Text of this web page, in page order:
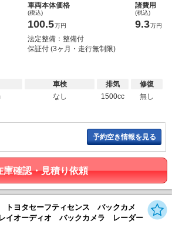
車両本体価格
(税込)
100.5万円
諸費用
(税込)
9.3万円
法定整備：整備付
保証付 (3ヶ月・走行無制限)
車検
なし
排気
1500cc
修復
無し
予約空き情報を見る
庫確認・見積り依頼
ヨタセーフティセンス バックカメ
イオーディオ バックカメラ レーダー